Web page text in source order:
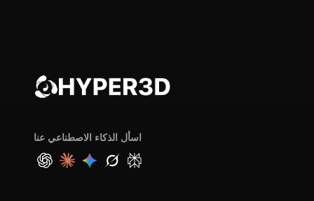
اسأل الذكاء الاصطناعي عنا